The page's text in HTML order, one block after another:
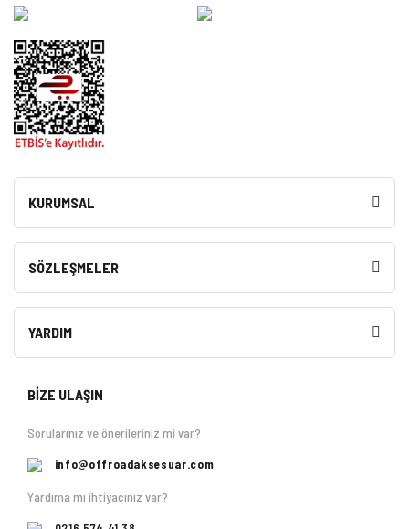
KURUMSAL
SÖZLEŞMELER
YARDIM
BİZE ULAŞIN
Sorularınız ve önerileriniz mi var?
info@offroadaksesuar.com
Yardıma mı ihtiyacınız var?